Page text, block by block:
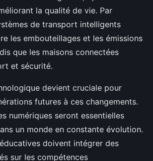
la qualité de vie. Par
de transport intelligents
les embouteillages et les émissions
que les maisons connectées
et sécurité.
devient cruciale pour
futures à ces changements.
numériques seront essentielles
un monde en constante évolution.
doivent intégrer des
sur les compétences